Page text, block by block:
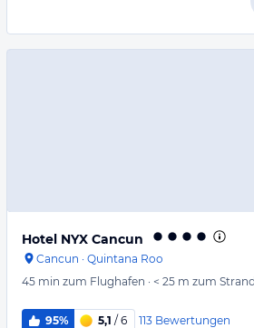
Hotel NYX Cancun
Cancun · Quintana Roo
45 min zum Flughafen · < 25 m zum Strand
95% 5,1 / 6 113 Bewertungen